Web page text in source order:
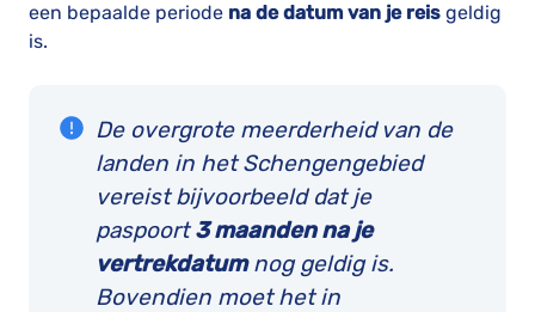
een bepaalde periode na de datum van je reis geldig
is.
De overgrote meerderheid van de
landen in het Schengengebied
vereist bijvoorbeeld dat je
paspoort3 maanden na je
vertrekdatumnog geldig is.
Bovendien moet het in